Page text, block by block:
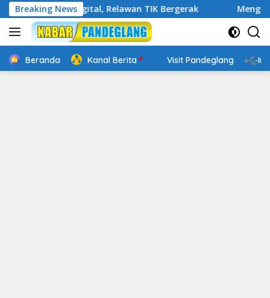
Langsung
ke
konten
Breaking News
Cakap Digital, Relawan TIK Bergerak Mengenal
Beranda Kanal Berita Visit Pandeglang